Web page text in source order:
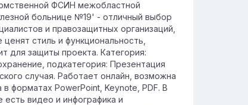
№19
в больнице №19 стало одним
резонансных случаев нарушения
в медицинских учреждениях.
ключевые моменты и
этого дела, которые вызвали
общественный резонанс и
внимание правозащитников.
ФСИН межобластной
больнице №19' - отличный выбор
и правозащитных организаций,
ценят стиль и функциональность,
для защиты проекта. Категория:
подкатегория: Презентация
случая. Работает онлайн, возможна
в форматах PowerPoint, Keynote, PDF. В
есть видео и инфографика и